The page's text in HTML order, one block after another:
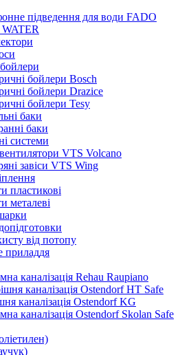
підведення для води FADO
бойлери Bosch
бойлери Drazice
бойлери Tesy
баки
баки
системи
VTS Volcano
завіси VTS Wing
пластикові
металеві
від потопу
приладдя
каналізація Rehau Raupiano
каналізація Ostendorf HT Safe
каналізація Ostendorf KG
каналізація Ostendorf Skolan Safe